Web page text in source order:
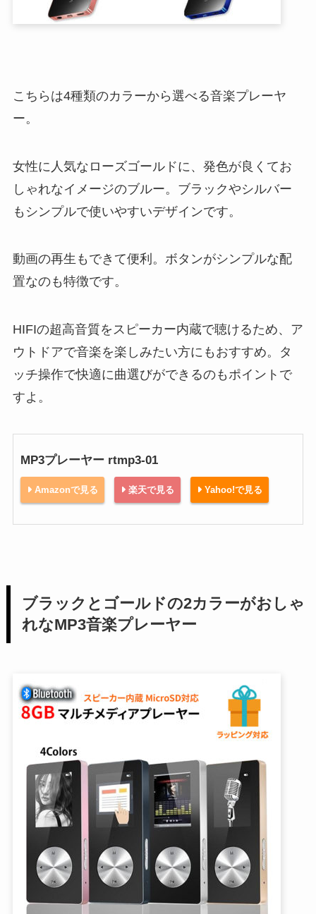
こちらは4種類のカラーから選べる音楽プレーヤ
ー。
女性に人気なローズゴールドに、発色が良くてお
しゃれなイメージのブルー。ブラックやシルバー
もシンプルで使いやすいデザインです。
動画の再生もできて便利。ボタンがシンプルな配
置なのも特徴です。
HIFIの超高音質をスピーカー内蔵で聴けるため、ア
ウトドアで音楽を楽しみたい方にもおすすめ。タ
ッチ操作で快適に曲選びができるのもポイントで
すよ。
MP3プレーヤー rtmp3-01
Amazonで見る 楽天で見る Yahoo!で見る
ブラックとゴールドの2カラーがおしゃ
れなMP3音楽プレーヤー